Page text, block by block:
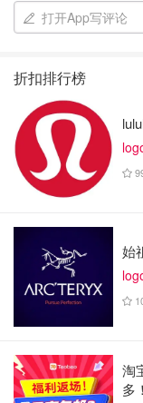
打开App写评论
折扣排行榜
始
淘
多